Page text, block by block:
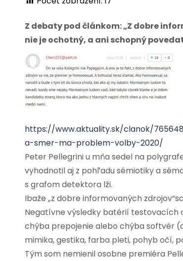
Z debaty pod článkom: „Z dobre
nie je ochotný, a ani schopný
https://www.aktuality.sk/clanok/
a-smer-ma-problem-volby-2020/
Peter Pellegrini u mňa sedel na
vyhodnotil aj z pohľadu sémiotiky a
s grafom detektora lži.
Ibaže „z dobre informovaných
Negatívne výsledky batérií testovacích
chýba prepojenie alebo chýba softvér
mimika, gestika, farba pleti, pohyb očí,
Tým som nemienil osobne premiéra